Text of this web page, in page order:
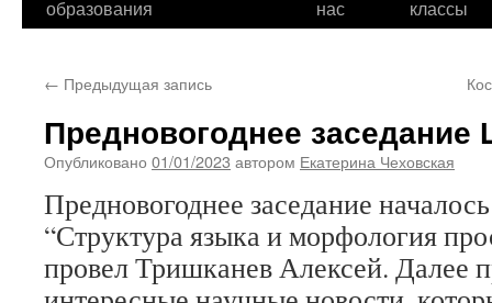
образования
нас
классы
← Предыдущая запись
Предновогоднее
Опубликовано 01/01/2023 автором Екатерина Чеховская
Предновогоднее заседание
“Структура языка и морфология
провел Тришканев Алексей. Далее